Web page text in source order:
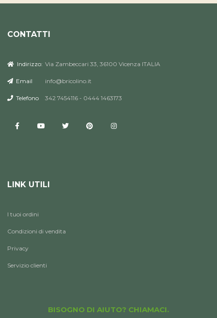
CONTATTI
Indirizzo: Via Zambeccari 33, 36100 Vicenza ITALIA
Email info@bricolino.it
Telefono 342 7454116 - 0444 1463173
LINK UTILI
I tuoi ordini
Condizioni di vendita
Privacy
Servizio clienti
BISOGNO DI AIUTO? CHIAMACI.